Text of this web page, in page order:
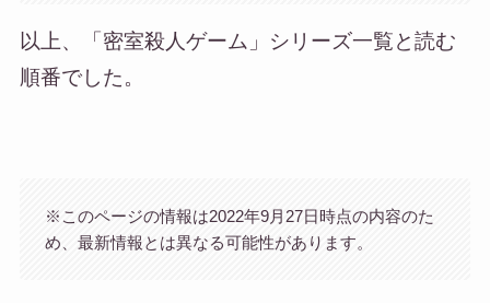
以上、「密室殺人ゲーム」シリーズ一覧と読む
順番でした。
※このページの情報は2022年9月27日時点の内容のた
め、最新情報とは異なる可能性があります。